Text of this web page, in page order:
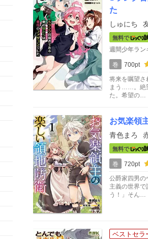
た
しゅにち
無料で
週間少年ラン
巻 700pt
将来を嘱望さ
まう……。絶
た。希望の…
お気楽領
青色まろ
無料で
巻 720pt
公爵家四男の
主義の世界
う！」そん…
ベストセラ